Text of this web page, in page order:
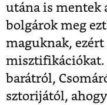
utána is mentek
bolgárok meg
maguknak,
misztifikációkat.
barátról,
sztorijától,